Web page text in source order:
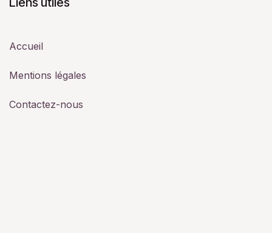
Accueil
Mentions légales
Contactez-nous